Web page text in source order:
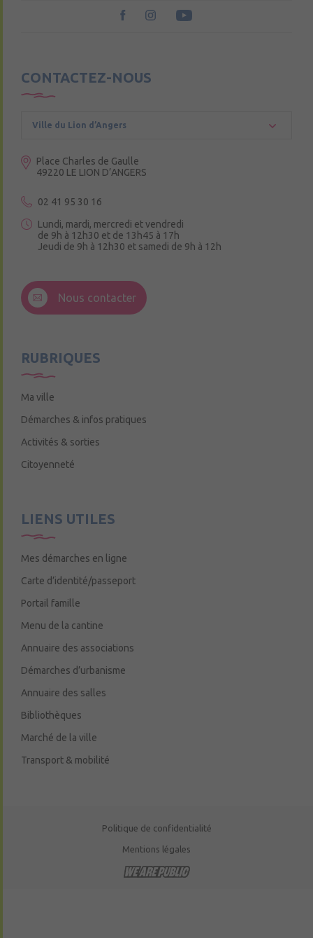
CONTACTEZ-NOUS
Ville du Lion d’Angers
Place Charles de Gaulle
49220 LE LION D’ANGERS
02 41 95 30 16
Lundi, mardi, mercredi et vendredi
de 9h à 12h30 et de 13h45 à 17h
Jeudi de 9h à 12h30 et samedi de 9h à 12h
49220 Andigné
Nous contacter
RUBRIQUES
Ma ville
Démarches & infos pratiques
Activités & sorties
Citoyenneté
LIENS UTILES
Mes démarches en ligne
Carte d’identité/passeport
Portail famille
Menu de la cantine
Annuaire des associations
Démarches d’urbanisme
Annuaire des salles
Bibliothèques
Marché de la ville
Transport & mobilité
Politique de confidentialité
Mentions légales